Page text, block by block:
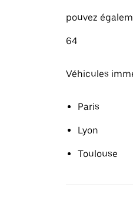
pouvez
64
Véhicules
Paris
Lyon
Toulouse